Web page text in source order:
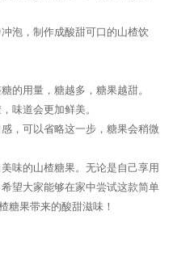
泡，制作成酸甜可口的山楂饮
的用量，糖越多，糖果越甜。
味道会更加鲜美。
，可以省略这一步，糖果会稍微
味的山楂糖果。无论是自己享用
望大家能够在家中尝试这款简单
糖果带来的酸甜滋味！